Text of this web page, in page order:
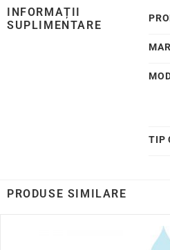
INFORMAȚII
SUPLIMENTARE
TIP
PRODUSE SIMILARE